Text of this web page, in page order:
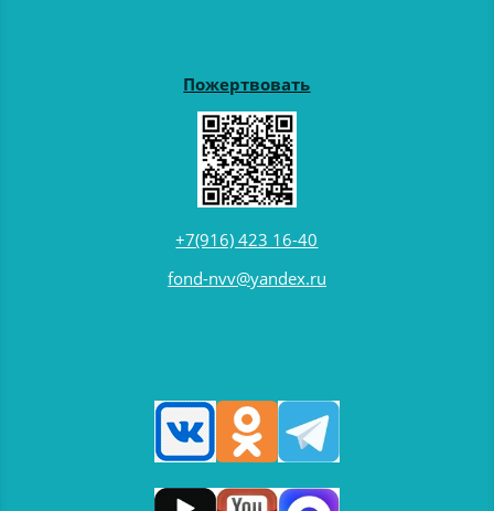
Пожертвовать
+7(916) 423 16-40
fond-nvv@yandex.ru